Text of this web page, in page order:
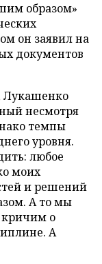
образом»
он заявил на
документов
Лукашенко
несмотря
темпы
уровня.
любое
моих
и решений
А то мы
кричим о
А